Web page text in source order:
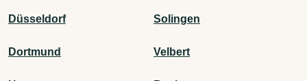
Düsseldorf Solingen
Dortmund Velbert